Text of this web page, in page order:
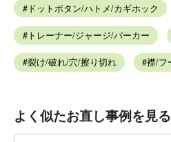
ドットボタン/ハトメ/カギホック
トレーナー/ジャージ/パーカー
裂け/破れ/穴/擦り切れ 襟/フ
よく似たお直し事例を見る